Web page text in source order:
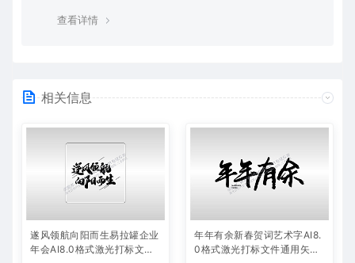
查看详情
相关信息
遂风领航向阳而生易拉罐企业
年会AI8.0格式激光打标文件
年年有余新春贺词艺术字AI8.
0格式激光打标文件通用矢量